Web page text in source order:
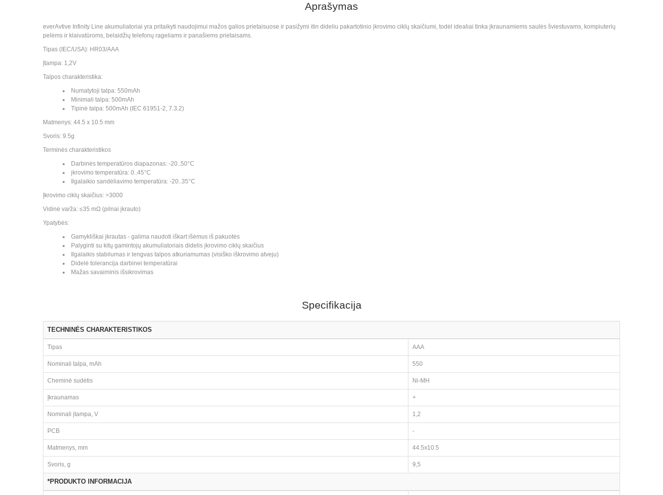
Aprašymas
everAvtive Infinity Line akumuliatoriai yra pritaikyti naudojimui mažos galios prietaisuose ir pasižymi itin dideliu pakartotinio įkrovimo ciklų skaičiumi, todėl idealiai tinka įkraunamiems saulės šviestuvams, kompiuterių
pelėms ir klaivatūroms, belaidžių telefonų rageliams ir panašiems prietaisams.
Tipas (IEC/USA): HR03/AAA
Įtampa: 1,2V
Talpos charakteristika:
Numatytoji talpa: 550mAh
Minimali talpa: 500mAh
Tipinė talpa: 500mAh (IEC 61951-2, 7.3.2)
Matmenys: 44.5 x 10.5 mm
Svoris: 9.5g
Terminės charakteristikos
Darbinės temperatūros diapazonas: -20..50°C
įkrovimo temperatūra: 0..45°C
Ilgalaikio sandėliavimo temperatūra: -20..35°C
Įkrovimo ciklų skaičius: >3000
Vidinė varža: ≤35 mΩ (pilnai įkrauto)
Ypatybės:
Gamykliškai įkrautas - galima naudoti iškart išėmus iš pakuotės
Palyginti su kitų gamintojų akumuliatoriais didelis įkrovimo ciklų skaičius
Ilgalaikis stabilumas ir lengvas talpos atkuriamumas (visiško iškrovimo atveju)
Didelė tolerancija darbinei temperatūrai
Mažas savaiminis išsikrovimas
Specifikacija
TECHNINĖS CHARAKTERISTIKOS
Tipas AAA
Nominali talpa, mAh 550
Cheminė sudėtis Ni-MH
Įkraunamas +
Nominali įtampa, V 1,2
PCB -
Matmenys, mm 44.5x10.5
Svoris, g 9,5
*PRODUKTO INFORMACIJA